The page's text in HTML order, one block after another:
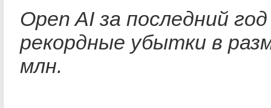
​Open AI за последний
рекордные убытки в
млн.